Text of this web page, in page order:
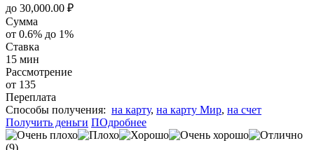
до 30,000.00 ₽
Сумма
от 0.6% до 1%
Ставка
15 мин
Рассмотрение
от 135
Переплата
Cпособы получения: на карту, на карту Мир, на счет
Получить деньги ПОдробнее
(9)